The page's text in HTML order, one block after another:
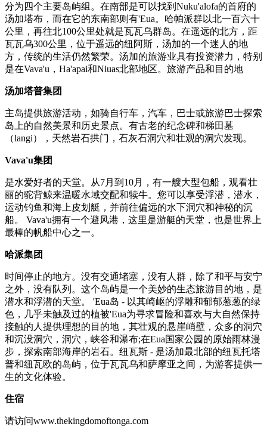
分为四个主要岛屿组。在南部是可以找到Nuku'alofa的首府的
汤加塔布，而在它的东南部则有'Eua。哈帕派群以北一百六十
公里，再往北100公里处就是瓦瓦乌群岛。在遥远的北方，距
瓦瓦乌300公里，位于遥远的纽阿斯，汤加的一个迷人的地
方，传统的生活仍然繁荣。汤加的旅游业具有投资潜力，特别
是在Vava'u，Ha'apai和Niuas北部地区。旅游产品和目的地
汤加塔普集团
主岛提供旅游活动，如骑自行车，汽车，巴士或旅游巴士探索
岛上的自然美景和历史景点。有古老的纪念碑和梯田墓
（langi），天然岩石拱门，石灰石洞穴和壮观的洞穴发现。
Vava'u集团
是水爱好者的天堂。从7月到10月，有一艘大型包船，观看壮
丽的驼背鲸来温暖水域交配和犊牛。您可以享受浮潜，潜水，
运动钓鱼和海上皮划艇，并前往偏远的水下洞穴和神秘的沉
船。 Vava'u拥有一个避风港，这里是游艇的天堂，也是世界上
最棒的帆船中心之一。
哈派集团
时间停止的地方。没有交通堵塞，没有人群，除了和平与安宁
之外，没有队列。这个岛屿是一个美妙的生态旅游目的地，是
潜水和浮潜的天堂。 'Eua岛 - 以其崎岖的浮雕和郁郁葱葱的绿
色，几乎未触及过的植被'Eua为寻求冒险和喜欢与大自然保持
接触的人提供理想的目的地，其壮观的悬崖峭壁，众多的洞穴
和沉没洞穴，洞穴，峡谷和瀑布;在Eua国家公园的原始雨林漫
步，探索南部海岸的岩石。纽瓦斯 - 是汤加最北部的纽瓦托塔
普和纽瓦欧的岛屿，位于瓦瓦乌和萨摩亚之间，为游客提供一
生的文化体验。
住宿
请访问www.thekingdomoftonga.com